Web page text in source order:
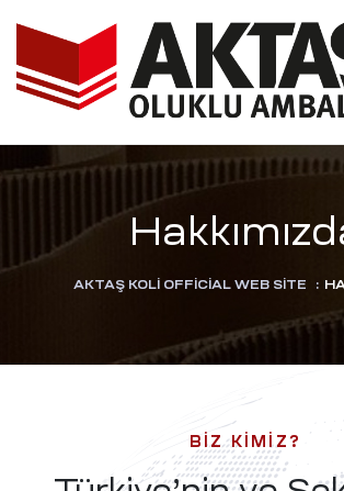
AKTAŞ KOLI OFFICIAL WEB SITE :
BIZ KIMIZ?